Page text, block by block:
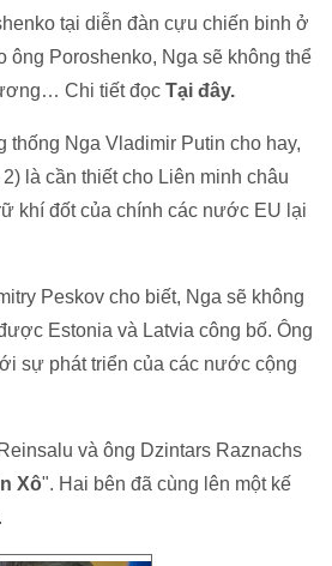
tại diễn đàn cựu chiến binh ở
ông Poroshenko, Nga sẽ không thể
Chi tiết đọc Tại đây.
Nga Vladimir Putin cho hay,
là cần thiết cho Liên minh châu
khí đốt của chính các nước EU lại
Peskov cho biết, Nga sẽ không
Estonia và Latvia công bố. Ông
sự phát triển của các nước cộng
và ông Dzintars Raznachs
Xô". Hai bên đã cùng lên một kế